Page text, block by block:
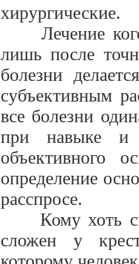
хирургические.
Лечение кого
лишь после
болезни
субъективным
все болезни
при навыке и
объективного
определение
расспросе.
Кому хоть
сложен у